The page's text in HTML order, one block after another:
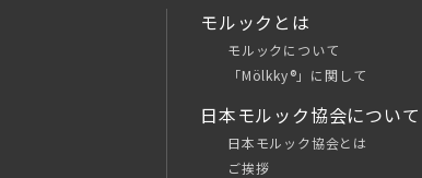
モルックとは
モルックについて
「Mölkky®」に関して
日本モルック協会について
日本モルック協会とは
ご挨拶